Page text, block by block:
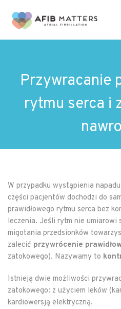
Przywracanie
rytmu serca i
W przypadku wystąpienia
części pacjentów dochodzi do
prawidłowego rytmu serca bez
leczenia. Jeśli rytm nie umiarowi
migotania przedsionków
zalecić przywrócenie
zatokowego). Nazywamy to
Istnieją dwie możliwości
zatokowego: z użyciem leków
kardiowersją elektryczną.